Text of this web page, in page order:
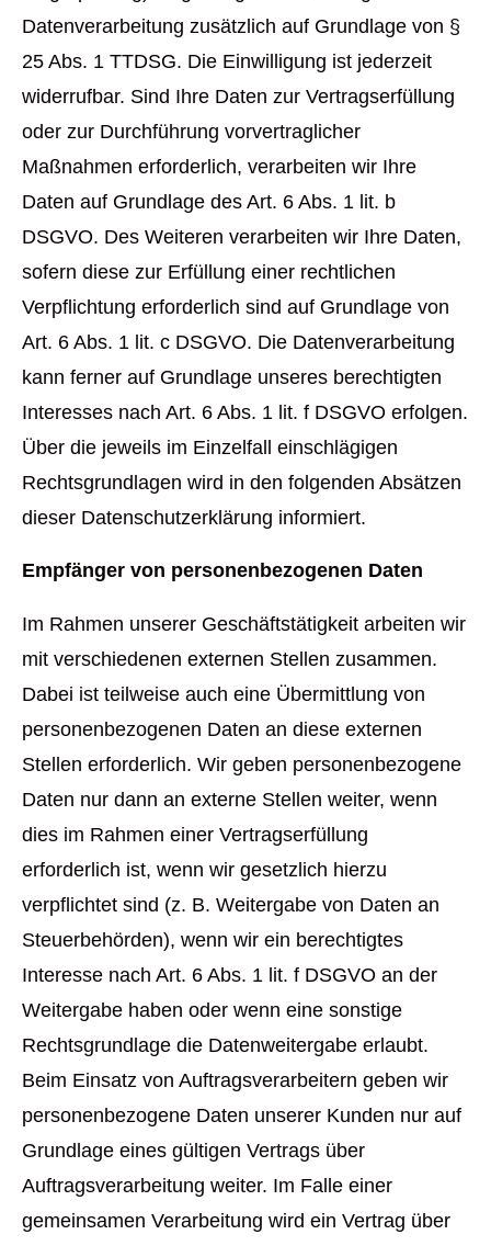
Datenverarbeitung zusätzlich auf Grundlage von §
25 Abs. 1 TTDSG. Die Einwilligung ist jederzeit
widerrufbar. Sind Ihre Daten zur Vertragserfüllung
oder zur Durchführung vorvertraglicher
Maßnahmen erforderlich, verarbeiten wir Ihre
Daten auf Grundlage des Art. 6 Abs. 1 lit. b
DSGVO. Des Weiteren verarbeiten wir Ihre Daten,
sofern diese zur Erfüllung einer rechtlichen
Verpflichtung erforderlich sind auf Grundlage von
Art. 6 Abs. 1 lit. c DSGVO. Die Datenverarbeitung
kann ferner auf Grundlage unseres berechtigten
Interesses nach Art. 6 Abs. 1 lit. f DSGVO erfolgen.
Über die jeweils im Einzelfall einschlägigen
Rechtsgrundlagen wird in den folgenden Absätzen
dieser Datenschutzerklärung informiert.
Empfänger von personenbezogenen Daten
Im Rahmen unserer Geschäftstätigkeit arbeiten wir
mit verschiedenen externen Stellen zusammen.
Dabei ist teilweise auch eine Übermittlung von
personenbezogenen Daten an diese externen
Stellen erforderlich. Wir geben personenbezogene
Daten nur dann an externe Stellen weiter, wenn
dies im Rahmen einer Vertragserfüllung
erforderlich ist, wenn wir gesetzlich hierzu
verpflichtet sind (z. B. Weitergabe von Daten an
Steuerbehörden), wenn wir ein berechtigtes
Interesse nach Art. 6 Abs. 1 lit. f DSGVO an der
Weitergabe haben oder wenn eine sonstige
Rechtsgrundlage die Datenweitergabe erlaubt.
Beim Einsatz von Auftragsverarbeitern geben wir
personenbezogene Daten unserer Kunden nur auf
Grundlage eines gültigen Vertrags über
Auftragsverarbeitung weiter. Im Falle einer
gemeinsamen Verarbeitung wird ein Vertrag über